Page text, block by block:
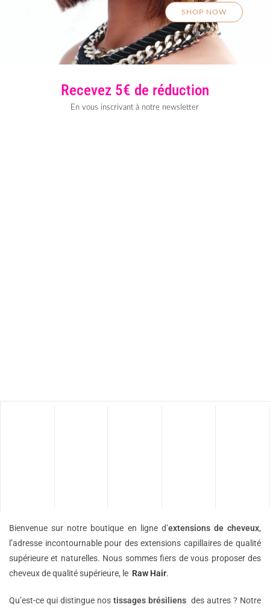
SHOP NOW
Recevez 5€ de réduction
En vous inscrivant à notre newsletter
Bienvenue sur notre boutique en ligne d’extensions decheveux,
l’adresse incontournable pour des extensions capillaires de qualité
supérieure et naturelles. Nous sommes fiers de vous proposer des
cheveux de qualité supérieure, le Raw Hair.
Qu’est-ce qui distingue nos tissages brésiliens des autres ? Notre